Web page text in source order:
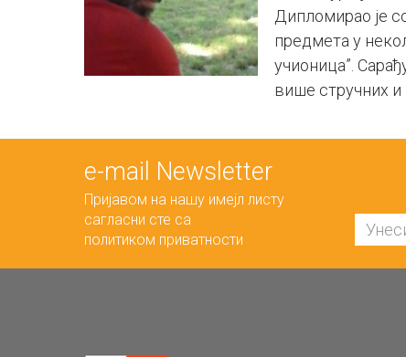
Дипломирао је
предмета у
учионица”.
више стручних и
е-mail Newsletter
Пријавом на нашу имејл листу
сагласни сте са
политиком приватности